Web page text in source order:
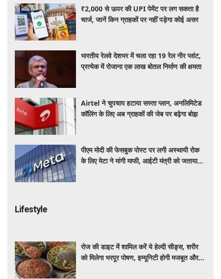
₹2,000 से ऊपर की UPI पेमेंट पर लग सकता है
चार्ज, जानें किन ग्राहकों पर नहीं पड़ेगा कोई असर
भारतीय रेलवे देशभर में चला रहा 19 रेल नीर प्लांट,
प्रत्येक में रोजाना एक लाख बोतल निर्माण की क्षमता
Airtel ने चुपचाप हटाया सस्ता प्लान, अनलिमिटेड
कॉलिंग के लिए अब ग्राहकों की जेब पर बढ़ेगा बोझ
पीएम मोदी की फेसबुक पोस्ट पर लगी अस्थायी रोक
के लिए मेटा ने मांगी माफी, आईटी मंत्री को जताया
Lifestyle
रोज की डाइट में शामिल करें ये हेल्दी सीड्स, शरीर
को मिलेगा भरपूर पोषण, इम्यूनिटी होगी मजबूत और